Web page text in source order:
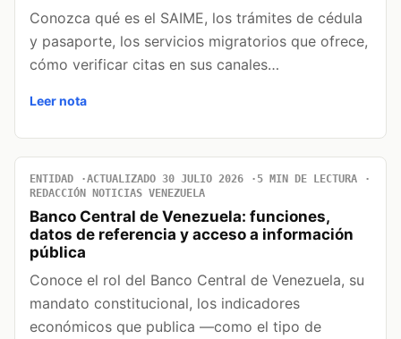
Conozca qué es el SAIME, los trámites de cédula
y pasaporte, los servicios migratorios que ofrece,
cómo verificar citas en sus canales…
Leer nota
ENTIDAD ACTUALIZADO 30 JULIO 2026
5 MIN DE LECTURA
REDACCIÓN NOTICIAS VENEZUELA
Banco Central de Venezuela: funciones,
datos de referencia y acceso a información
pública
Conoce el rol del Banco Central de Venezuela, su
mandato constitucional, los indicadores
económicos que publica —como el tipo de